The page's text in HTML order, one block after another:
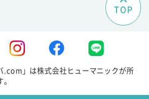
TOP
.com」は株式会社ヒューマニックが所